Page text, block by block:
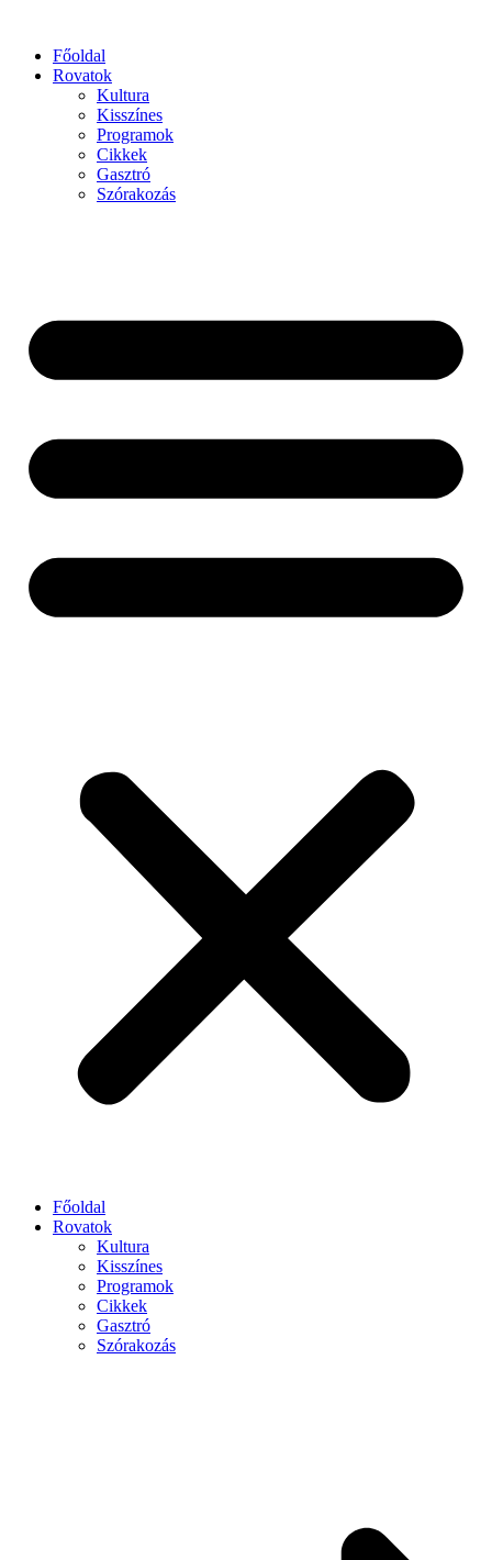
Főoldal
Rovatok
Kultura
Kisszínes
Programok
Cikkek
Gasztró
Szórakozás
Főoldal
Rovatok
Kultura
Kisszínes
Programok
Cikkek
Gasztró
Szórakozás